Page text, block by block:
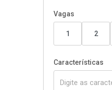
Vagas
1 2
Características